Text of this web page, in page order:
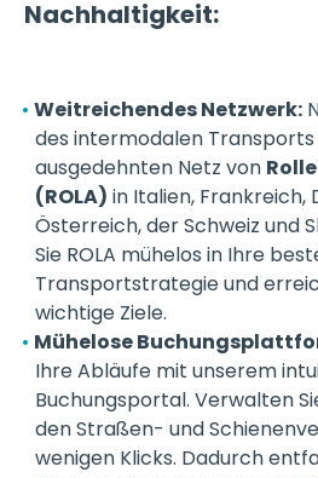
Nachhaltigkeit:
Weitreichendes Netzwerk:
des intermodalen
ausgedehnten Netz von
(ROLA) in Italien, Frankreich,
Österreich, der Schweiz und
Sie ROLA mühelos in Ihre
Transportstrategie und
wichtige Ziele.
Mühelose
Ihre Abläufe mit unserem
Buchungsportal. Verwalten
den Straßen- und
wenigen Klicks. Dadurch